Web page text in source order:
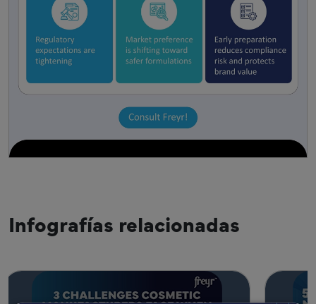
Infografías relacionadas